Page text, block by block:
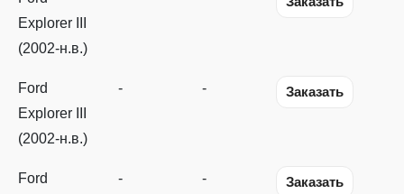
Explorer III
(2002-н.в.)
Ford
Explorer III
(2002-н.в.)
- - Заказать
Ford
- - Заказать